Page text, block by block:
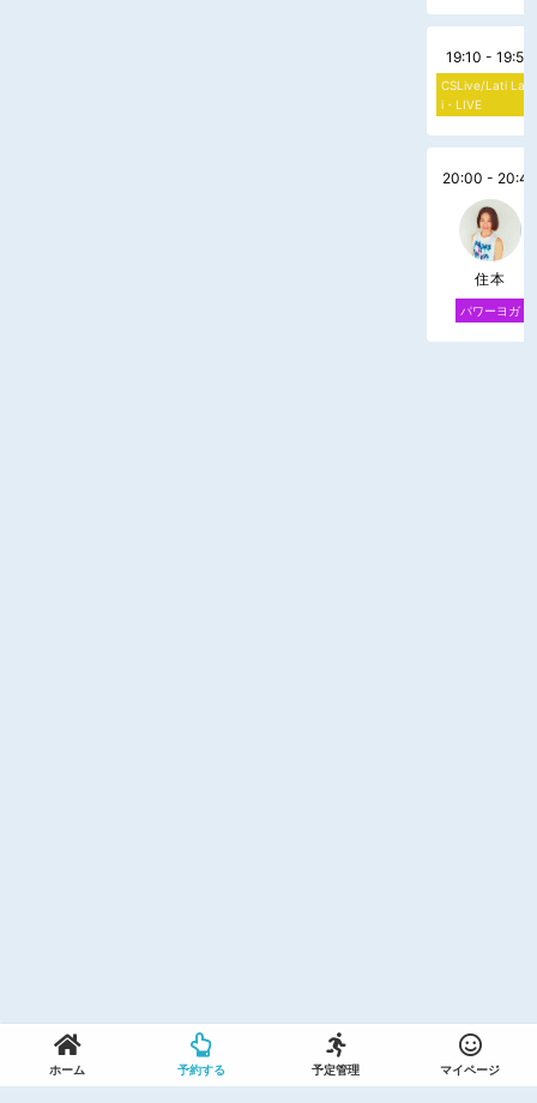
19:10 - 19:50
CSLive/Lati Lat
i・LIVE
20:00 - 20:40
住本
パワーヨガ
ホーム 予約する 予定管理 マイページ